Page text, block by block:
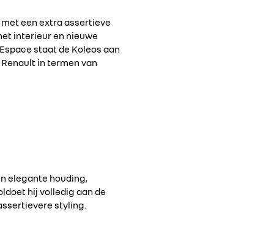
een extra assertieve
interieur en nieuwe
staat de Koleos aan
in termen van
elegante houding,
hij volledig aan de
styling.